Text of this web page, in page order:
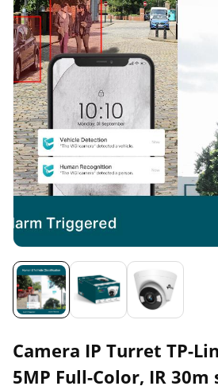
Camera IP Turret TP-
5MP Full-Color, IR